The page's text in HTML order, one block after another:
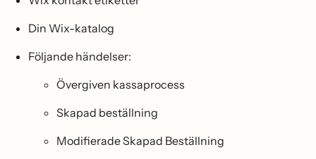
Din Wix-katalog
Följande händelser:
Övergiven kassaprocess
Skapad beställning
Modifierade Skapad Beställning